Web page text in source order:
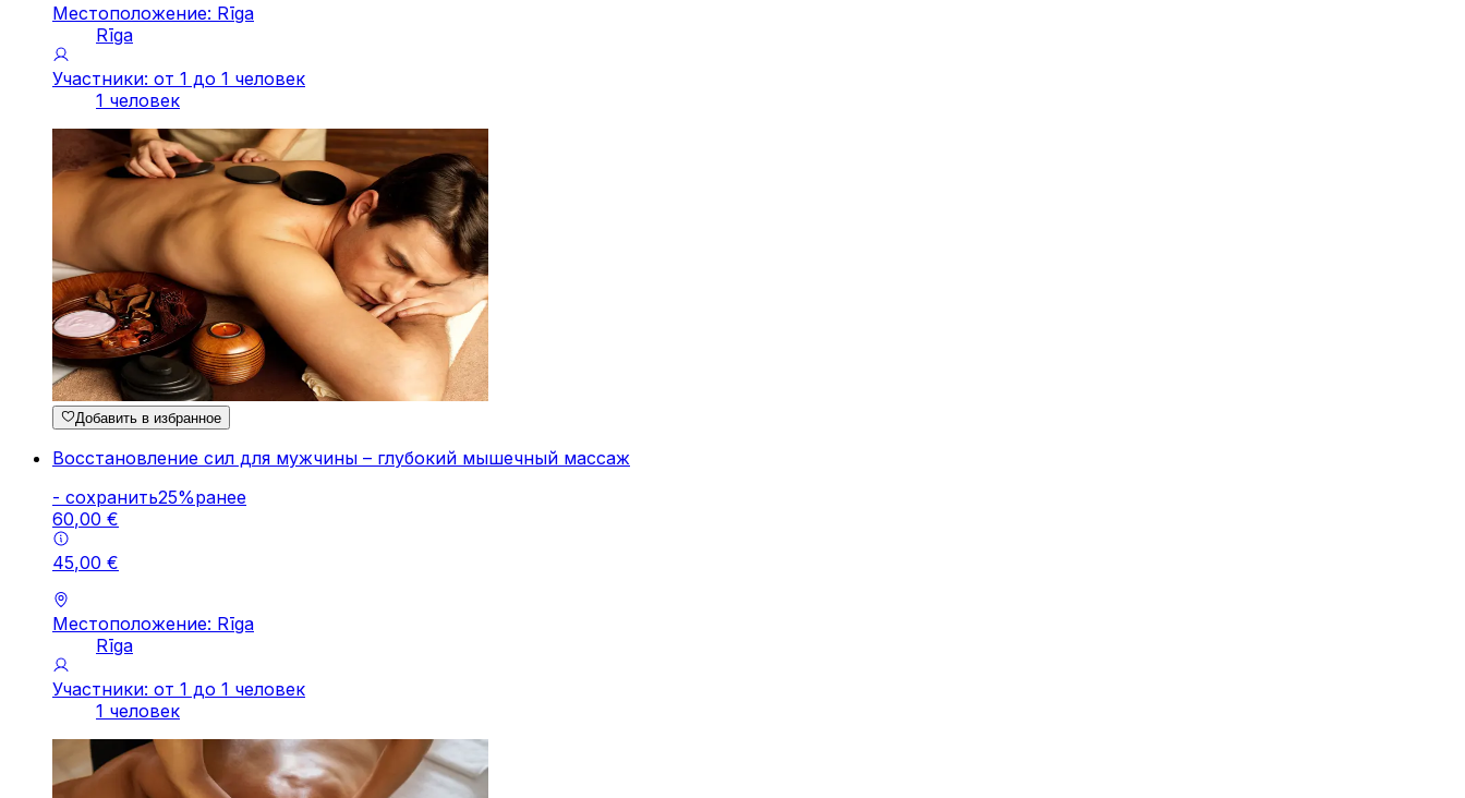
Местоположение: Rīga
Rīga
Участники: от 1 до 1 человек
1 человек
Добавить в избранное
Восстановление сил для мужчины – глубокий мышечный массаж
- cохранить25%ранее
60,00 €
45,00 €
Местоположение: Rīga
Rīga
Участники: от 1 до 1 человек
1 человек